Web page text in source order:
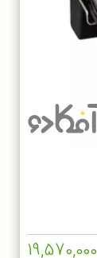
19,570,000